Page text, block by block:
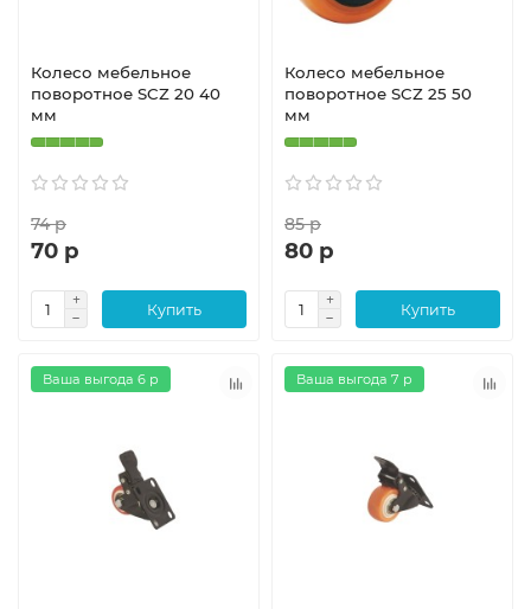
Колесо мебельное
поворотное SCZ 20 40
мм
74 р
70 р
Купить
Колесо мебельное
поворотное SCZ 25 50
мм
85 р
80 р
Купить
Ваша выгода 6 р Ваша выгода 7 р